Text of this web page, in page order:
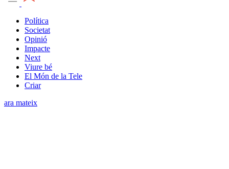
Política
Societat
Opinió
Impacte
Next
Viure bé
El Món de la Tele
Criar
ara mateix